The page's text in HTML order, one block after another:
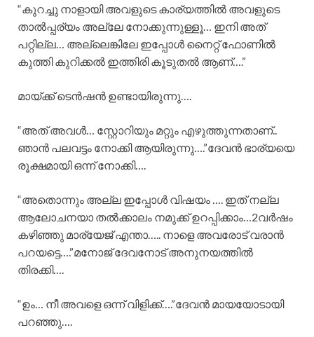
“കുറച്ചു നാളായി അവളുടെ കാര്യത്തിൽ അവളുടെ
താൽപ്പര്യം അല്ലേ നോക്കുന്നുള്ളൂ… ഇനി അത്‌
പറ്റില്ല… അല്ലെങ്കിലേ ഇപ്പോൾ നൈറ്റ്‌ ഫോണിൽ
കുത്തി കുറിക്കൽ ഇത്തിരി കൂടുതൽ ആണ്….”
മായ്ക്ക് ടെൻഷൻ ഉണ്ടായിരുന്നു….
“അത്‌ അവൾ… സ്റ്റോറിയും മറ്റും എഴുത്തുന്നതാണ്..
ഞാൻ പലവട്ടം നോക്കി ആയിരുന്നു….”ദേവൻ ഭാര്യയെ
രൂക്ഷമായി ഒന്ന് നോക്കി….
“അതൊന്നും അല്ല ഇപ്പോൾ വിഷയം …. ഇത് നല്ല
ആലോചനയാ തൽക്കാലം നമുക്ക് ഉറപ്പിക്കാം…2വർഷം
കഴിഞ്ഞു മാര്യേജ് എന്താ….. നാളെ അവരോട് വരാൻ
പറയട്ടെ….”മനോജ്‌ ദേവനോട് അനുനയത്തിൽ
തിരക്കി….
“ഉം… നീ അവളെ ഒന്ന് വിളിക്ക്….”ദേവൻ മായയോടായി
പറഞ്ഞു….